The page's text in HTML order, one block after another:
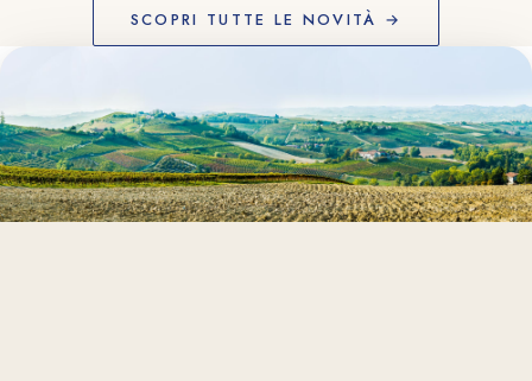
SCOPRI TUTTE LE NOVITÀ →